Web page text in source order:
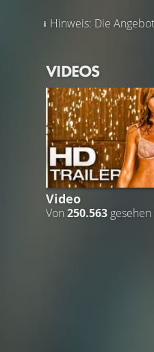
Hinweis: Die
VIDEOS
Video
Von 250.563 gesehen